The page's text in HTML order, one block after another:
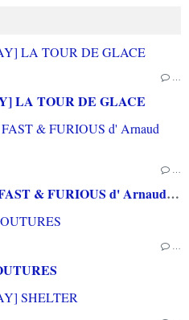
…
LA TOUR DE GLACE
…
[REVUE LIVRE CINEMA] FAST & FURIOUS d' Arnaud BRIAND aux éditions CASA
…